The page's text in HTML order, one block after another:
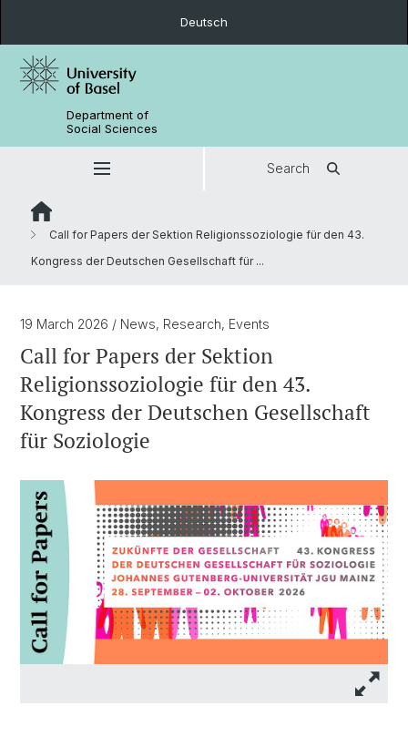
Deutsch
Department of
Social Sciences
Search
Call for Papers der Sektion Religionssoziologie für den 43.
Kongress der Deutschen Gesellschaft für ...
19 March 2026 / News, Research, Events
Call for Papers der Sektion
Religionssoziologie für den 43.
Kongress der Deutschen Gesellschaft
für Soziologie